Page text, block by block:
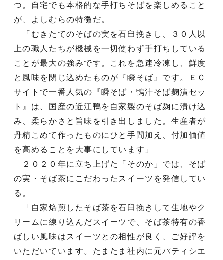
つ。自宅でも本格的な手打ちそばを楽しめること
が、よしむらの特徴だ。
「むきたてのそばの実を石臼挽きし、３０人以
上の職人たちが機械を一切使わず手打ちしている
ことが最大の強みです。これを急速冷凍し、鮮度
と風味を閉じ込めたものが『瞬そば』です。ＥＣ
サイトで一番人気の『瞬そば・鴨汁そば麹漬セッ
ト』は、国産の近江鴨を自家製のそば麹に漬け込
み、柔らかさと旨味を引き出しました。生産者が
丹精こめて作ったものにひと手間加え、付加価値
を高めることを大事にしています」
２０２０年に立ち上げた「そのか」では、そば
の実・そば茶にこだわったスイーツを発信してい
る。
「自家焙煎したそば茶を石臼挽きして生地やク
リームに練り込んだスイーツで、そば茶特有の香
ばしい風味はスイーツとの相性が良く、ご好評を
いただいています。たまたま社内に元パティシエ